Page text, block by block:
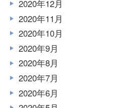
2020年12月
2020年11月
2020年10月
2020年9月
2020年8月
2020年7月
2020年6月